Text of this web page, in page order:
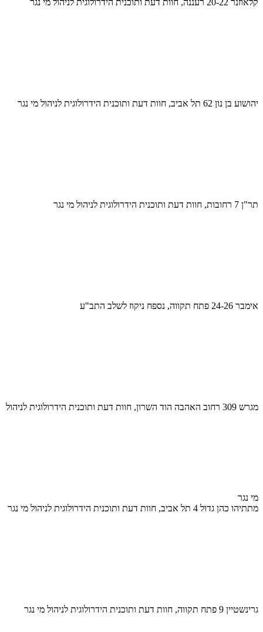
יהושוע בן נון 62 תל אביב, חוות דעת ותוכנית הידרולוגית לניהול מי נגר
תר"ן 7 רחובות, חוות דעת ותוכנית הידרולוגית לניהול מי נגר
אימבר 24-26 פתח תקווה, נספח ניקוז לשלב התב"ע
מגרש 309 רחוב האהבה הוד השרון, חוות דעת ותוכנית הידרולוגית לניהול
מי נגר
מתתיהו כהן גדול 4 תל אביב, חוות דעת ותוכנית הידרולוגית לניהול מי נגר
גרינשטיין 9 פתח תקווה, חוות דעת ותוכנית הידרולוגית לניהול מי נגר